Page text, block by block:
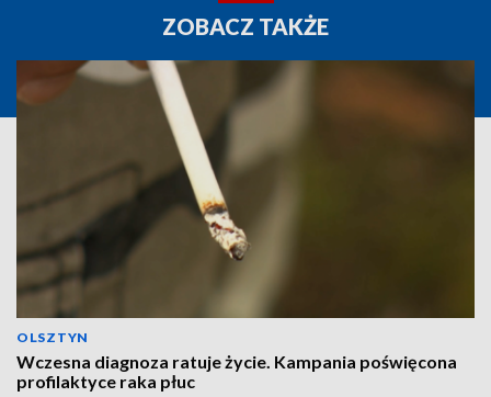
ZOBACZ TAKŻE
OLSZTYN
Wczesna diagnoza ratuje życie. Kampania poświęcona
profilaktyce raka płuc